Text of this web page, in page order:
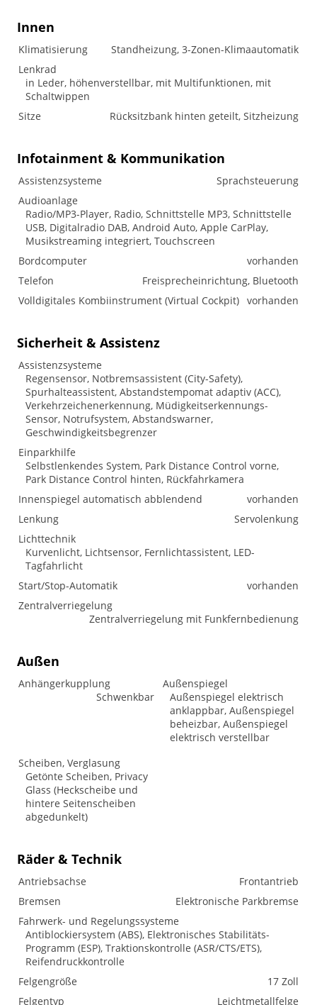
Innen
Klimatisierung
Standheizung, 3-Zonen-Klimaautomatik
Lenkrad
in Leder, höhenverstellbar, mit Multifunktionen, mit
Schaltwippen
Sitze
Rücksitzbank hinten geteilt, Sitzheizung
Infotainment & Kommunikation
Assistenzsysteme
Sprachsteuerung
Audioanlage
Radio/MP3-Player, Radio, Schnittstelle MP3, Schnittstelle
USB, Digitalradio DAB, Android Auto, Apple CarPlay,
Musikstreaming integriert, Touchscreen
Bordcomputer
vorhanden
Telefon
Freisprecheinrichtung, Bluetooth
Volldigitales Kombiinstrument (Virtual Cockpit) vorhanden
Sicherheit & Assistenz
Assistenzsysteme
Regensensor, Notbremsassistent (City-Safety),
Spurhalteassistent, Abstandstempomat adaptiv (ACC),
Verkehrzeichenerkennung, Müdigkeitserkennungs-
Sensor, Notrufsystem, Abstandswarner,
Geschwindigkeitsbegrenzer
Einparkhilfe
Selbstlenkendes System, Park Distance Control vorne,
Park Distance Control hinten, Rückfahrkamera
Innenspiegel automatisch abblendend
vorhanden
Lenkung
Servolenkung
Lichttechnik
Kurvenlicht, Lichtsensor, Fernlichtassistent, LED-
Tagfahrlicht
Start/Stop-Automatik
vorhanden
Zentralverriegelung
Zentralverriegelung mit Funkfernbedienung
Außen
Anhängerkupplung
Schwenkbar
Außenspiegel
Außenspiegel elektrisch
anklappbar, Außenspiegel
beheizbar, Außenspiegel
elektrisch verstellbar
Scheiben, Verglasung
Getönte Scheiben, Privacy
Glass (Heckscheibe und
hintere Seitenscheiben
abgedunkelt)
Räder & Technik
Antriebsachse
Frontantrieb
Bremsen
Elektronische Parkbremse
Fahrwerk- und Regelungssysteme
Antiblockiersystem (ABS), Elektronisches Stabilitäts-
Programm (ESP), Traktionskontrolle (ASR/CTS/ETS),
Reifendruckkontrolle
Felgengröße
17 Zoll
Felgentyp
Leichtmetallfelge